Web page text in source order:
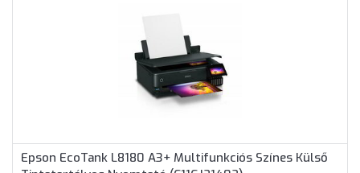
Epson EcoTank L8180 A3+ Multifunkciós Színes Külső